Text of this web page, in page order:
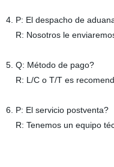
4. P: El despacho de
R: Nosotros le
5. Q: Método de pago?
R: L/C o T/T es
6. P: El servicio postventa?
R: Tenemos un equipo